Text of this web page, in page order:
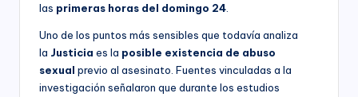
las primeras horas del domingo 24
Uno de los puntos más sensibles que todavía analiza
la Justicia es la posible existencia de abuso
sexual previo al asesinato. Fuentes vinculadas a la
investigación señalaron que durante los estudios